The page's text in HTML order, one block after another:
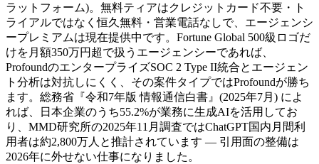
ラットフォーム)。無料ティアはクレジットカード不要・ト
ライアルではなく恒久無料・営業電話なしで、エージェンシ
ープレミアムは現在提供中です。Fortune Global 500級ロゴだ
けを月額350万円超で扱うエージェンシーであれば、
ProfoundのエンタープライズSOC 2 Type II統合とエージェン
ト分析は対抗しにくく、その案件タイプではProfoundが勝ち
ます。総務省『令和7年版 情報通信白書』(2025年7月) によ
れば、日本企業のうち55.2%が業務に生成AIを活用してお
り、MMD研究所の2025年11月調査ではChatGPT国内月間利
用者は約2,800万人と推計されています — 引用面の整備は
2026年に外せない仕事になりました。